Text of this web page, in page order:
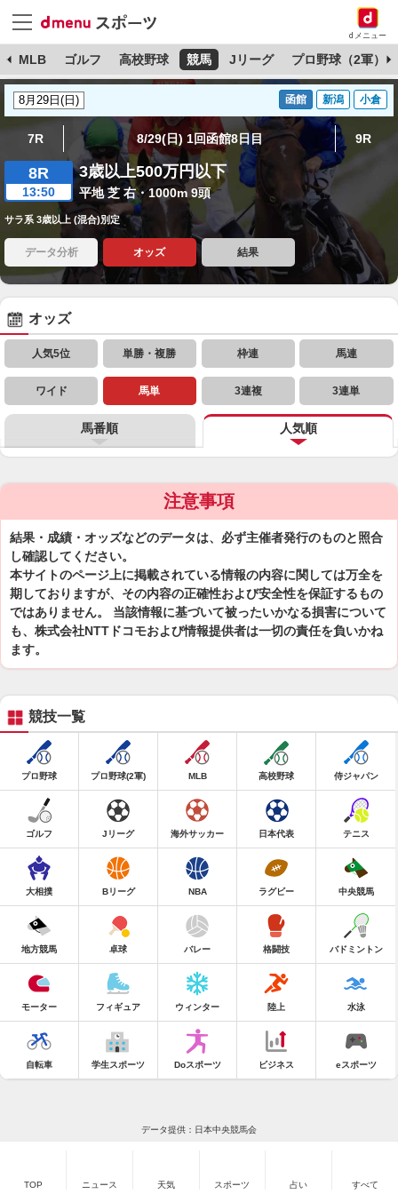
dメニュー
MLB ゴルフ 高校野球 競馬 Jリーグ プロ野球（2軍）
函館 新潟 小倉
7R 8/29(日) 1回函館8日目 9R
8R
13:50
3歳以上500万円以下
平地 芝 右・1000m 9頭
サラ系 3歳以上 (混合)別定
データ分析 オッズ 結果
オッズ
人気5位 単勝・複勝 枠連 馬連
ワイド 馬単 3連複 3連単
馬番順 人気順
注意事項
結果・成績・オッズなどのデータは、必ず主催者発行のものと照合
し確認してください。
本サイトのページ上に掲載されている情報の内容に関しては万全を
期しておりますが、その内容の正確性および安全性を保証するもの
ではありません。 当該情報に基づいて被ったいかなる損害について
も、株式会社NTTドコモおよび情報提供者は一切の責任を負いかね
ます。
競技一覧
プロ野球 プロ野球(2軍) MLB 高校野球 侍ジャパン
ゴルフ Jリーグ 海外サッカー 日本代表 テニス
大相撲 Bリーグ NBA ラグビー 中央競馬
地方競馬 卓球 バレー 格闘技 バドミントン
モーター フィギュア ウィンター 陸上 水泳
自転車 学生スポーツ Doスポーツ ビジネス eスポーツ
データ提供：日本中央競馬会
TOP ニュース 天気 スポーツ 占い すべて